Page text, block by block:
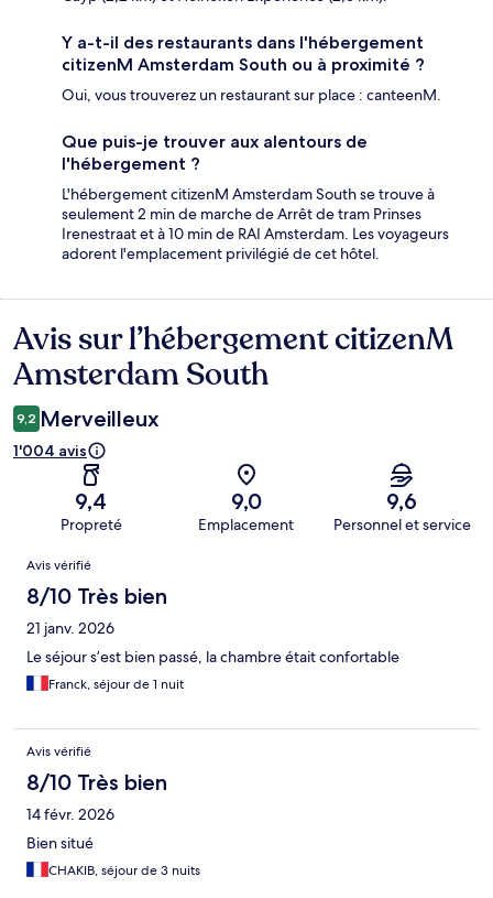
Y a-t-il des restaurants dans l'hébergement
citizenM Amsterdam South ou à proximité ?
Oui, vous trouverez un restaurant sur place : canteenM.
Que puis-je trouver aux alentours de
l'hébergement ?
L'hébergement citizenM Amsterdam South se trouve à
seulement 2 min de marche de Arrêt de tram Prinses
Irenestraat et à 10 min de RAI Amsterdam. Les voyageurs
adorent l'emplacement privilégié de cet hôtel.
Avis
Avis sur l’hébergement citizenM
Amsterdam South
9,2 Merveilleux
1'004 avis
9,4
Propreté
9,0
Emplacement
9,6
Personnel et service
Avis
Avis vérifié
8/10 Très bien
21 janv. 2026
Le séjour s’est bien passé, la chambre était confortable
Franck, séjour de 1 nuit
Avis vérifié
8/10 Très bien
14 févr. 2026
Bien situé
CHAKIB, séjour de 3 nuits